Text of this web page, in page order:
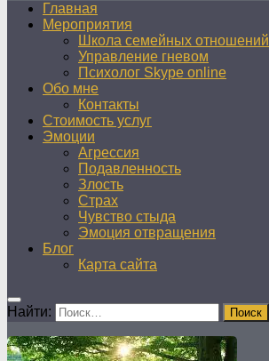
Главная
Мероприятия
Школа семейных отношений
Управление гневом
Психолог Skype online
Обо мне
Контакты
Стоимость услуг
Эмоции
Агрессия
Подавленность
Злость
Страх
Чувство стыда
Эмоция отвращения
Блог
Карта сайта
Найти: